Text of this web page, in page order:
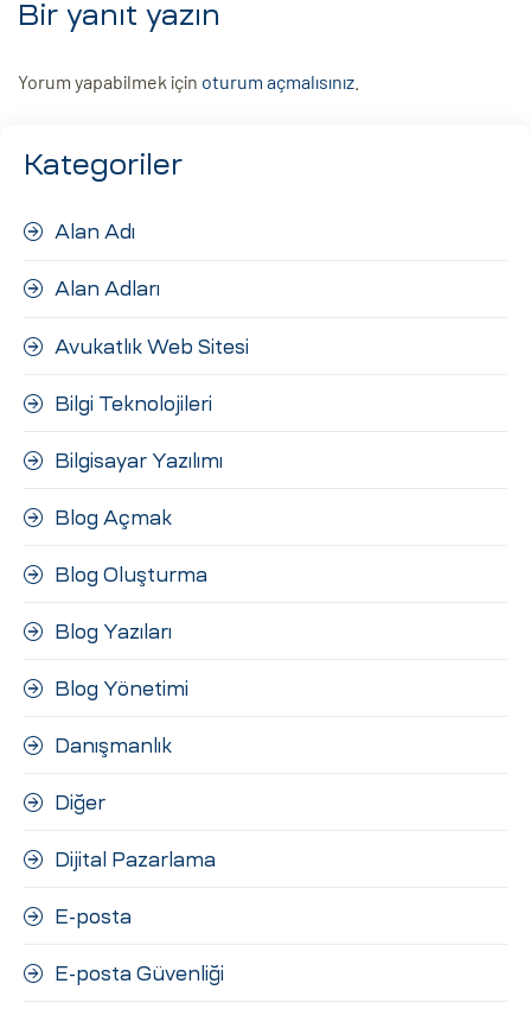
Bir yanıt yazın
Yorum yapabilmek için oturum açmalısınız
Kategoriler
Alan Adı
Alan Adları
Avukatlık Web Sitesi
Bilgi Teknolojileri
Bilgisayar Yazılımı
Blog Açmak
Blog Oluşturma
Blog Yazıları
Blog Yönetimi
Danışmanlık
Diğer
Dijital Pazarlama
E-posta
E-posta Güvenliği